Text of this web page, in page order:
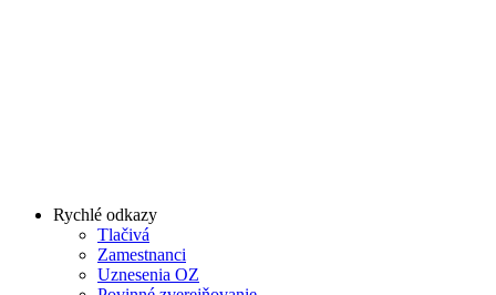
Rychlé odkazy
Tlačivá
Zamestnanci
Uznesenia OZ